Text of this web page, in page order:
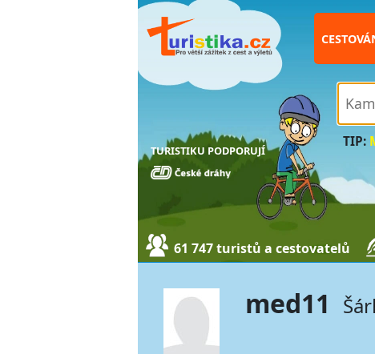
TURISTIKU PODPORUJÍ
TIP:
61 747 turistů a cestovatelů
med11